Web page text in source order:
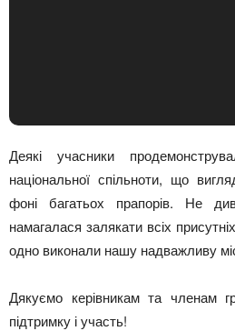
Деякі учасники
національної спільноти, що
фоні багатьох прапорів. Не
намагалася залякати всіх
одно виконали нашу надважливу
Дякуємо керівникам та членам
підтримку і участь!